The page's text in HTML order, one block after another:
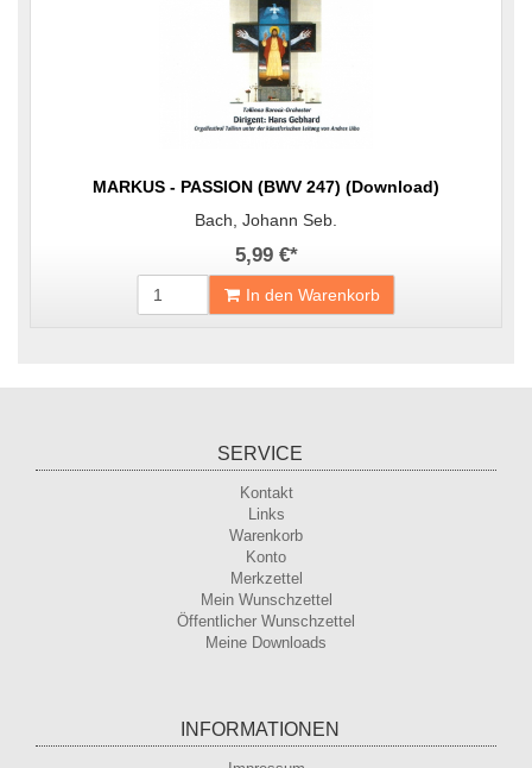
MARKUS - PASSION (BWV 247) (Download)
Bach, Johann Seb.
5,99 €*
In den Warenkorb
SERVICE
Kontakt
Links
Warenkorb
Konto
Merkzettel
Mein Wunschzettel
Öffentlicher Wunschzettel
Meine Downloads
INFORMATIONEN